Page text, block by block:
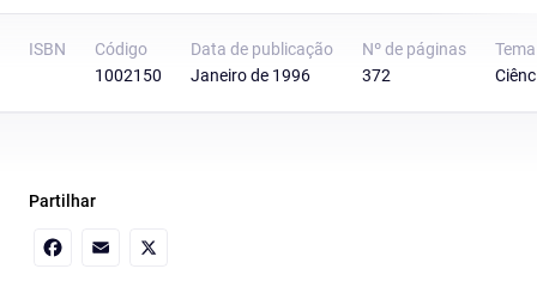
ISBN
Código
1002150
Data de publicação
Janeiro de 1996
Nº de páginas
372
Tema
Partilhar